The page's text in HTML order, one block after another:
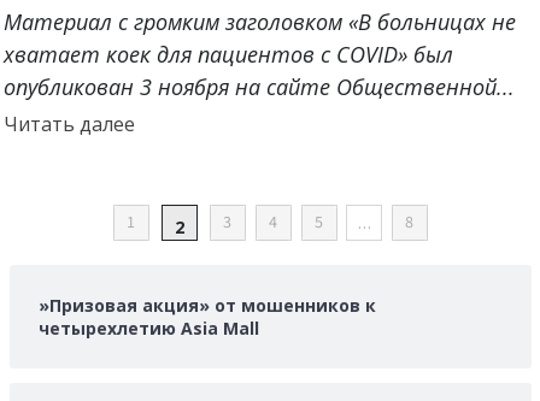
Материал с громким заголовком «В больницах не
хватает коек для пациентов с COVID» был
опубликован 3 ноября на сайте Общественной...
Читать далееПрочитать
ПАГИНАЦИЯ
1 2 3 4 5 … 8
»Призовая акция» от мошенников к
четырехлетию Asia Mall